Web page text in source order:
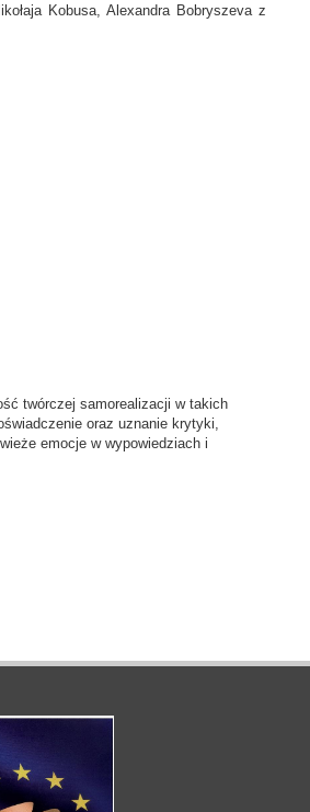
Kobusa, Alexandra Bobryszeva z
twórczej samorealizacji w takich
oraz uznanie krytyki,
emocje w wypowiedziach i